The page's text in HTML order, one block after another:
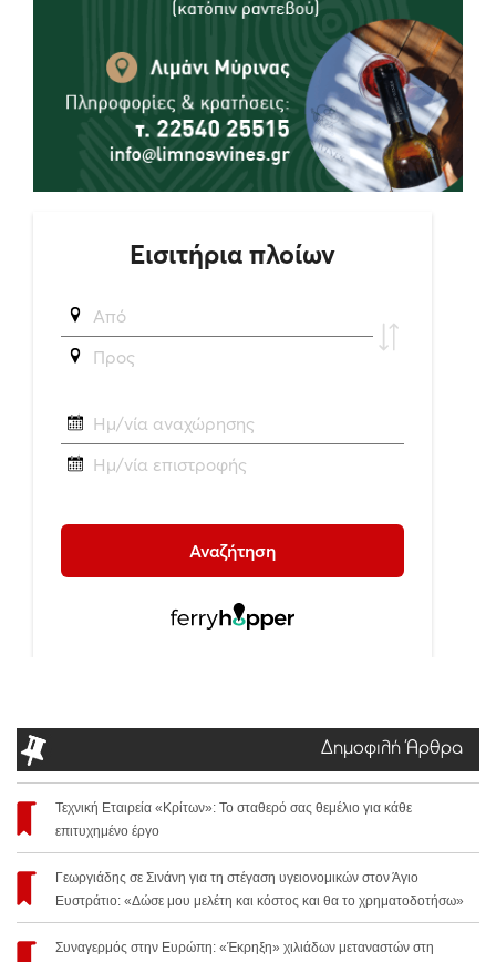
Δημοφιλή Άρθρα
Τεχνική Εταιρεία «Κρίτων»: Το σταθερό σας θεμέλιο για κάθε
επιτυχημένο έργο
Γεωργιάδης σε Σινάνη για τη στέγαση υγειονομικών στον Άγιο
Ευστράτιο: «Δώσε μου μελέτη και κόστος και θα το χρηματοδοτήσω»
Συναγερμός στην Ευρώπη: «Έκρηξη» χιλιάδων μεταναστών στη